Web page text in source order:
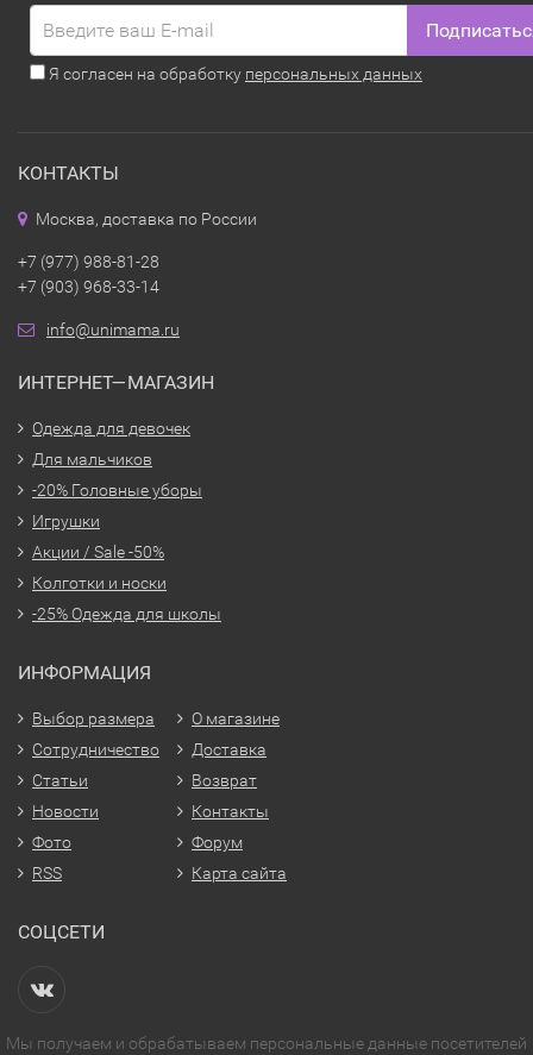
Я согласен на обработку персональных данных
КОНТАКТЫ
Москва, доставка по России
+7 (977) 988-81-28
+7 (903) 968-33-14
info@unimama.ru
ИНТЕРНЕТ—МАГАЗИН
Одежда для девочек
Для мальчиков
-20% Головные уборы
Игрушки
Акции / Sale -50%
Колготки и носки
-25% Одежда для школы
ИНФОРМАЦИЯ
Выбор размера
Сотрудничество
Статьи
Новости
Фото
RSS
О магазине
Доставка
Возврат
Контакты
Форум
Карта сайта
СОЦСЕТИ
Мы получаем и обрабатываем персональные данные посетителей